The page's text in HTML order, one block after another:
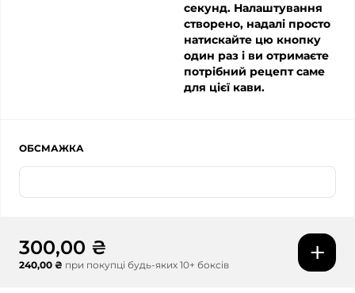
секунд. Налаштування
створено, надалі просто
натискайте цю кнопку
один раз і ви отримаєте
потрібний рецепт саме
для цієї кави.
ОБСМАЖКА
300,00 ₴
240,00 ₴ при покупці будь-яких 10+ боксів